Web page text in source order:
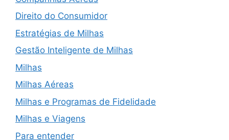
Direito do Consumidor
Estratégias de Milhas
Gestão Inteligente de Milhas
Milhas
Milhas Aéreas
Milhas e Programas de Fidelidade
Milhas e Viagens
Para entender